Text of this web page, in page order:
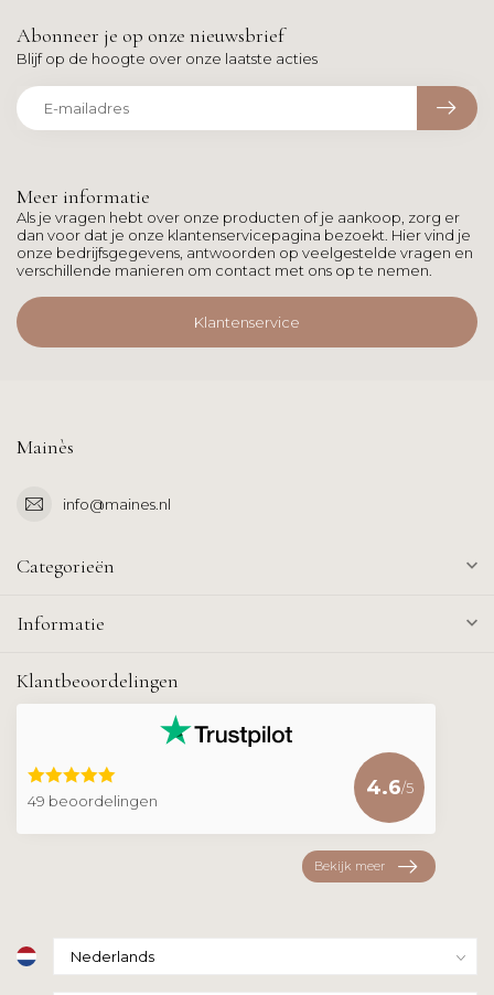
Meer informatie
Als je vragen hebt over onze producten of je aankoop, zorg er
dan voor dat je onze klantenservicepagina bezoekt. Hier vind je
onze bedrijfsgegevens, antwoorden op veelgestelde vragen en
verschillende manieren om contact met ons op te nemen.
Klantenservice
Abonneer je op onze nieuwsbrief
Blijf op de hoogte over onze laatste acties
Mainès
info@maines.nl
Categorieën
Informatie
Klantbeoordelingen
49 beoordelingen
4.6/5
Bekijk meer